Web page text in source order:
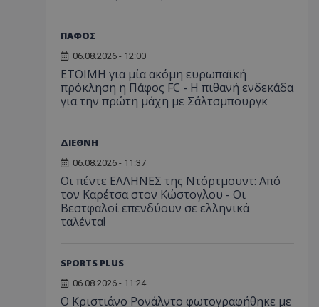
ΠΑΦΟΣ
06.08.2026 - 12:00
ΕΤΟΙΜΗ για μία ακόμη ευρωπαϊκή
πρόκληση η Πάφος FC - Η πιθανή ενδεκάδα
για την πρώτη μάχη με Σάλτσμπουργκ
ΔΙΕΘΝΗ
06.08.2026 - 11:37
Οι πέντε ΕΛΛΗΝΕΣ της Ντόρτμουντ: Από
τον Καρέτσα στον Κώστογλου - Οι
Βεστφαλοί επενδύουν σε ελληνικά
ταλέντα!
SPORTS PLUS
06.08.2026 - 11:24
Ο Κριστιάνο Ρονάλντο φωτογραφήθηκε με